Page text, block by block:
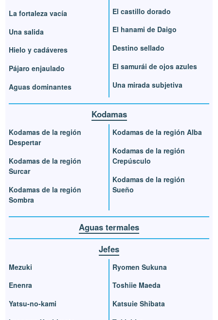
La fortaleza vacía
Una salida
Hielo y cadáveres
Pájaro enjaulado
Aguas dominantes
El castillo dorado
El hanami de Daigo
Destino sellado
El samurái de ojos azules
Una mirada subjetiva
Kodamas
Kodamas de la región
Despertar
Kodamas de la región
Surcar
Kodamas de la región
Sombra
Kodamas de la región Alba
Kodamas de la región
Crepúsculo
Kodamas de la región
Sueño
Aguas termales
Jefes
Mezuki
Enenra
Yatsu-no-kami
Ryomen Sukuna
Toshiie Maeda
Katsuie Shibata